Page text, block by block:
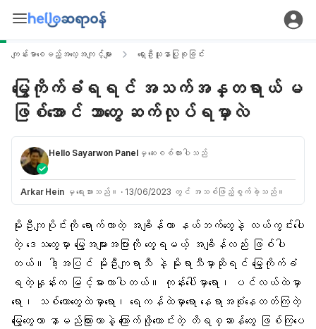
ကျန်းမာစေမည့်အလေ့အကျင့်များ ရှေးဦးသူနာပြုစုခြင်း
မြွေကိုက်ခံရရင် အသက်အန္တရာယ် မ
ဖြစ်အောင် ဘာတွေ ဆက်လုပ်ရမှာလဲ
Hello Sayarwon Panelမှ ဆေးစစ်ထားပါသည်
Arkar Heinမှ ရေးသားသည်။ · 13/06/2023 တွင် အသစ်ဖြည့်စွက်ခဲ့သည်။
မိုးဦးကျပိုင်းကို ရောက်လာတဲ့ အချိန်ဟာ နယ်ဘက်တွေနဲ့ လယ်ကွင်းပေါ
တဲ့ ဒေသတွေမှာ မြွေအများအပြားကို တွေ့ရမယ့် အချိန်လည်း ဖြစ်ပါ
တယ်။ ဒါ့အပြင် မိုးဦးကျရာသီ နဲ့ မိုးရာသီမှာဆိုရင် မြွေကိုက်ခံ
ရတဲ့နှုန်းက မြင့်မားလာပါတယ်။ ကုန်းပေါ်မှာရော၊ ပင်လယ်ထဲမှာ
ရော၊ သစ်တောတွေထဲမှာရော၊ ရေကန်ထဲမှာရော နေရာအစုံနေတတ်ကြတဲ့
မြွေတွေဟာ နာမည်ကြားတာနဲ့ ကြောက်ဖို့ကောင်းတဲ့ တိရစ္ဆာန်တွေ ဖြစ်ကြပေ